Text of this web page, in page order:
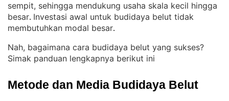
sempit, sehingga mendukung usaha skala kecil hingga
besar. Investasi awal untuk budidaya belut tidak
membutuhkan modal besar.
Nah, bagaimana cara budidaya belut yang sukses?
Simak panduan lengkapnya berikut ini
Metode dan Media Budidaya Belut